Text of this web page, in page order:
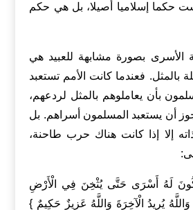
حكما إسلاميا أصيلا، بل هي حكم
الأسرى بصورة مشابهة للعبيد هي
بالمثل. فعندما كانت الأمم تستعبد
بأن يعاملوهم بالمثل لردعهم،
يجوز أن يستعبد المسلمون أسراهم. بل
إلا إذا كانت هناك حرب طاحنة،
لَهُ أَسْرَى حَتَّى يُثْخِنَ فِي الْأَرْضِ
يُرِيدُ الْآخِرَةَ وَاللَّهُ عَزِيزٌ حَكِيمٌ }